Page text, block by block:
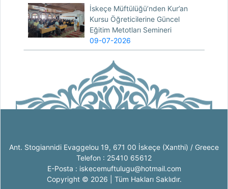
İskeçe Müftülüğü’nden Kur’an
Kursu Öğreticilerine Güncel
Eğitim Metotları Semineri
09-07-2026
Ant. Stogiannidi Evaggelou 19, 671 00 İskeçe (Xanthi) / Greece
Telefon : 25410 65612
E-Posta : iskecemuftulugu@hotmail.com
Copyright © 2026 | Tüm Hakları Saklıdır.